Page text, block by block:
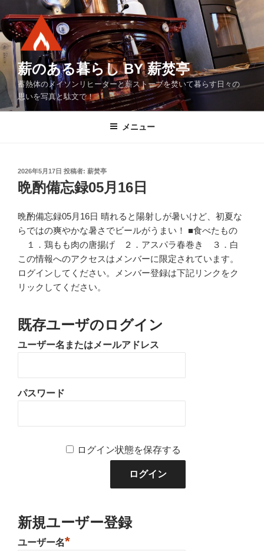
ン
テ
ン
ツ
へ
ス
キ
薪のある暮らし BY 薪焚亭
蓄熱体のメイソンリヒーターと薪ストーブを焚いて暮らす日々の
思いを写真と駄文で！
メニュー
投
稿
日:
2026年5月17日 投稿者: 薪焚亭
晩酌備忘録05月16日
晩酌備忘録05月16日 晴れると陽射しが暑いけど、初夏な
らではの爽やかな暑さでビールがうまい！ ■食べたもの
１．鶏もも肉の唐揚げ ２．アスパラ春巻き ３．白
この情報へのアクセスはメンバーに限定されています。
ログインしてください。メンバー登録は下記リンクをク
リックしてください。
既存ユーザのログイン
ユーザー名またはメールアドレス
パスワード
ログイン状態を保存する
新規ユーザー登録
ユーザー名*